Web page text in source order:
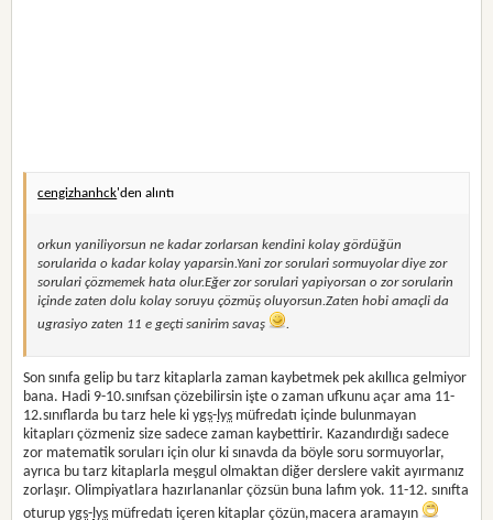
cengizhanhck'den alıntı
orkun yaniliyorsun ne kadar zorlarsan kendini kolay gördüğün
sorularida o kadar kolay yaparsin.Yani zor sorulari sormuyolar diye zor
sorulari çözmemek hata olur.Eğer zor sorulari yapiyorsan o zor sorularin
içinde zaten dolu kolay soruyu çözmüş oluyorsun.Zaten hobi amaçli da
ugrasiyo zaten 11 e geçti sanirim savaş
.
Son sınıfa gelip bu tarz kitaplarla zaman kaybetmek pek akıllıca gelmiyor
bana. Hadi 9-10.sınıfsan çözebilirsin işte o zaman ufkunu açar ama 11-
12.sınıflarda bu tarz hele kiygs- lys müfredatı içinde bulunmayan
kitapları çözmeniz size sadece zaman kaybettirir. Kazandırdığı sadece
zor matematik soruları için olur ki sınavda da böyle soru sormuyorlar,
ayrıca bu tarz kitaplarla meşgul olmaktan diğer derslere vakit ayırmanız
zorlaşır. Olimpiyatlara hazırlananlar çözsün buna lafım yok. 11-12. sınıfta
oturupygs- lys müfredatı içeren kitaplar çözün,macera aramayın